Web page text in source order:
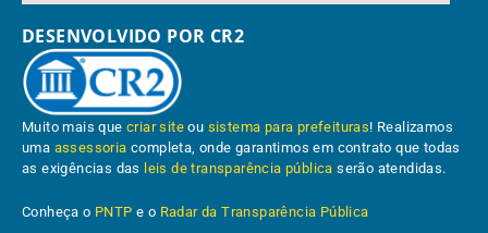
DESENVOLVIDO POR CR2
Muito mais quecriar site ou sistema para prefeituras! Realizamos
uma assessoria completa, onde garantimos em contrato que todas
as exigências das leis de transparência pública serão atendidas.
Conheça o PNTP e o Radar da Transparência Pública